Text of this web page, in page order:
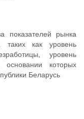
показателей рынка
таких как уровень
уровень
которых
Беларусь